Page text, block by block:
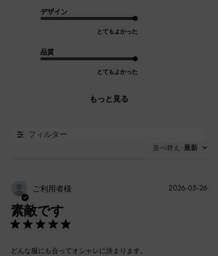
デザイン
とてもよかった
品質
とてもよかった
もっと見る
フィルター
並べ替え : 最新
ご利用者様
素敵です
どんな服にも合ってオシャレに決まります。
公
2026-05-26